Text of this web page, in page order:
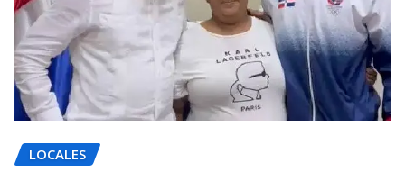
LOCALES